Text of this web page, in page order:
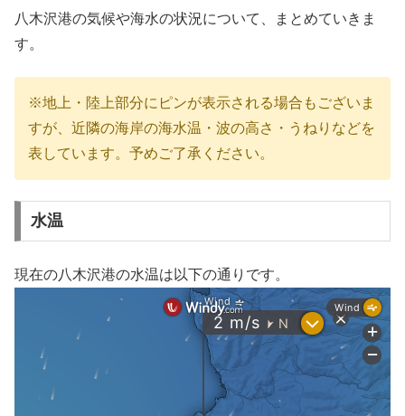
八木沢港の気候や海水の状況について、まとめていきま
す。
※地上・陸上部分にピンが表示される場合もございま
すが、近隣の海岸の海水温・波の高さ・うねりなどを
表しています。予めご了承ください。
水温
現在の八木沢港の水温は以下の通りです。